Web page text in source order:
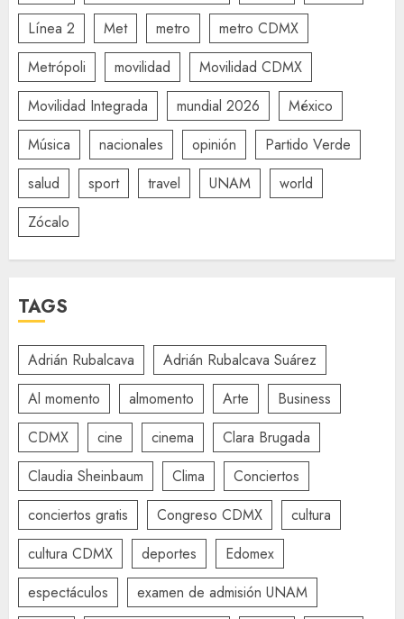
Línea 2 Met metro
metro CDMX
Metrópoli
movilidad
Movilidad CDMX
Movilidad Integrada
mundial 2026
México
Música
nacionales opinión
Partido Verde
salud
sport travel UNAM
world
Zócalo
TAGS
Adrián Rubalcava
Adrián Rubalcava Suárez
Al momento
almomento Arte
Business
CDMX
cine cinema
Clara Brugada
Claudia Sheinbaum
Clima
Conciertos
conciertos gratis
Congreso CDMX
cultura
cultura CDMX
deportes
Edomex
espectáculos
examen de admisión UNAM